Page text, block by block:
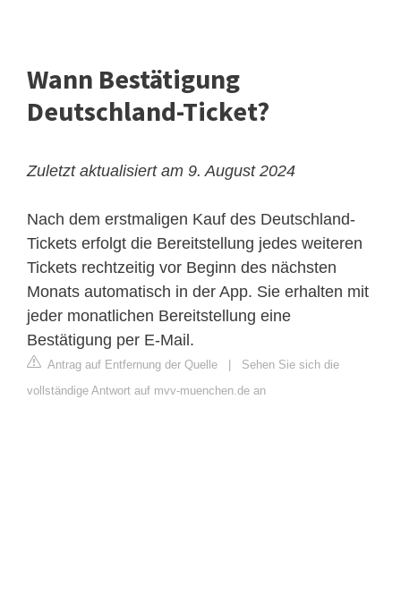
Wann Bestätigung
Deutschland-Ticket?
Zuletzt aktualisiert am 9. August 2024
Nach dem erstmaligen Kauf des Deutschland-
Tickets erfolgt die Bereitstellung jedes weiteren
Tickets rechtzeitig vor Beginn des nächsten
Monats automatisch in der App. Sie erhalten mit
jeder monatlichen Bereitstellung eine
Bestätigung per E-Mail.
Antrag auf Entfernung der Quelle
Sehen Sie sich die
vollständige Antwort auf mvv-muenchen.de an